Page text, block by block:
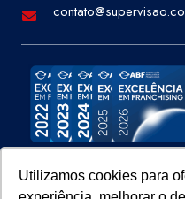
Utilizamos cookies para